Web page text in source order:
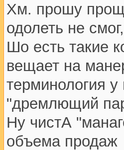
Хм. прошу
одолеть не
Шо есть такие
вещает на
терминология
"дремлющий
Ну чистА
объема продаж